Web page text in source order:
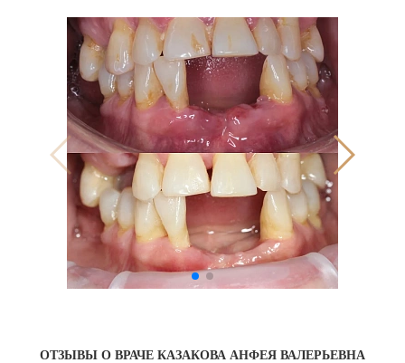
ОТЗЫВЫ О ВРАЧЕ КАЗАКОВА АНФЕЯ ВАЛЕРЬЕВНА